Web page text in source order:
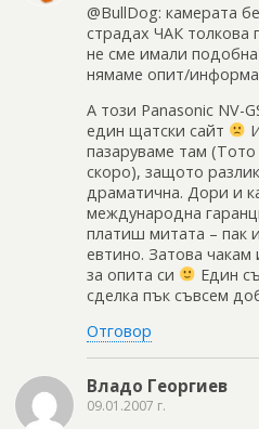
@BullDog: камерата
страдах ЧАК толкова
не сме имали
нямаме опит/
А този Panasonic NV-
един щатски сайт
пазаруваме там
скоро), защото
драматична. Дори и
международна
платиш митата – пак
евтино. Затова
за опита си
Един
сделка пък съвсем
Отговор
Владо Георгиев
09.01.2007 г.